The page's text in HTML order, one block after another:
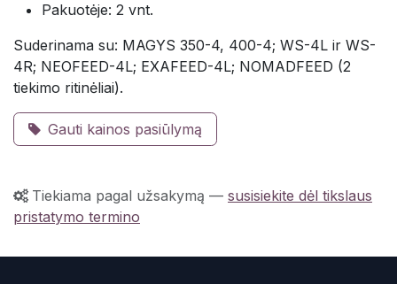
Pakuotėje: 2 vnt.
Suderinama su: MAGYS 350-4, 400-4; WS-4L ir WS-
4R; NEOFEED-4L; EXAFEED-4L; NOMADFEED (2
tiekimo ritinėliai).
Gauti kainos pasiūlymą
Tiekiama pagal užsakymą — susisiekite dėl tikslaus
pristatymo termino